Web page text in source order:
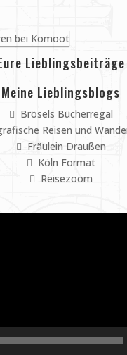
Lieblingsbeiträge
Meine Lieblingsblogs
Brösels Bücherregal
Reisen und
Fräulein Draußen
Köln Format
Reisezoom